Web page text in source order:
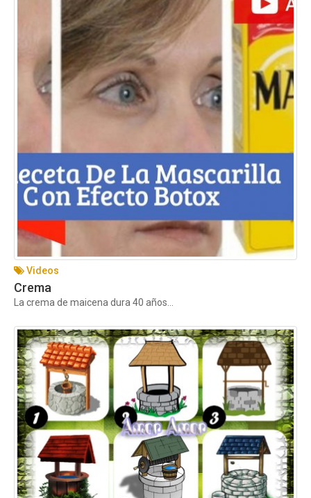
Videos
Crema
La crema de maicena dura 40 años...